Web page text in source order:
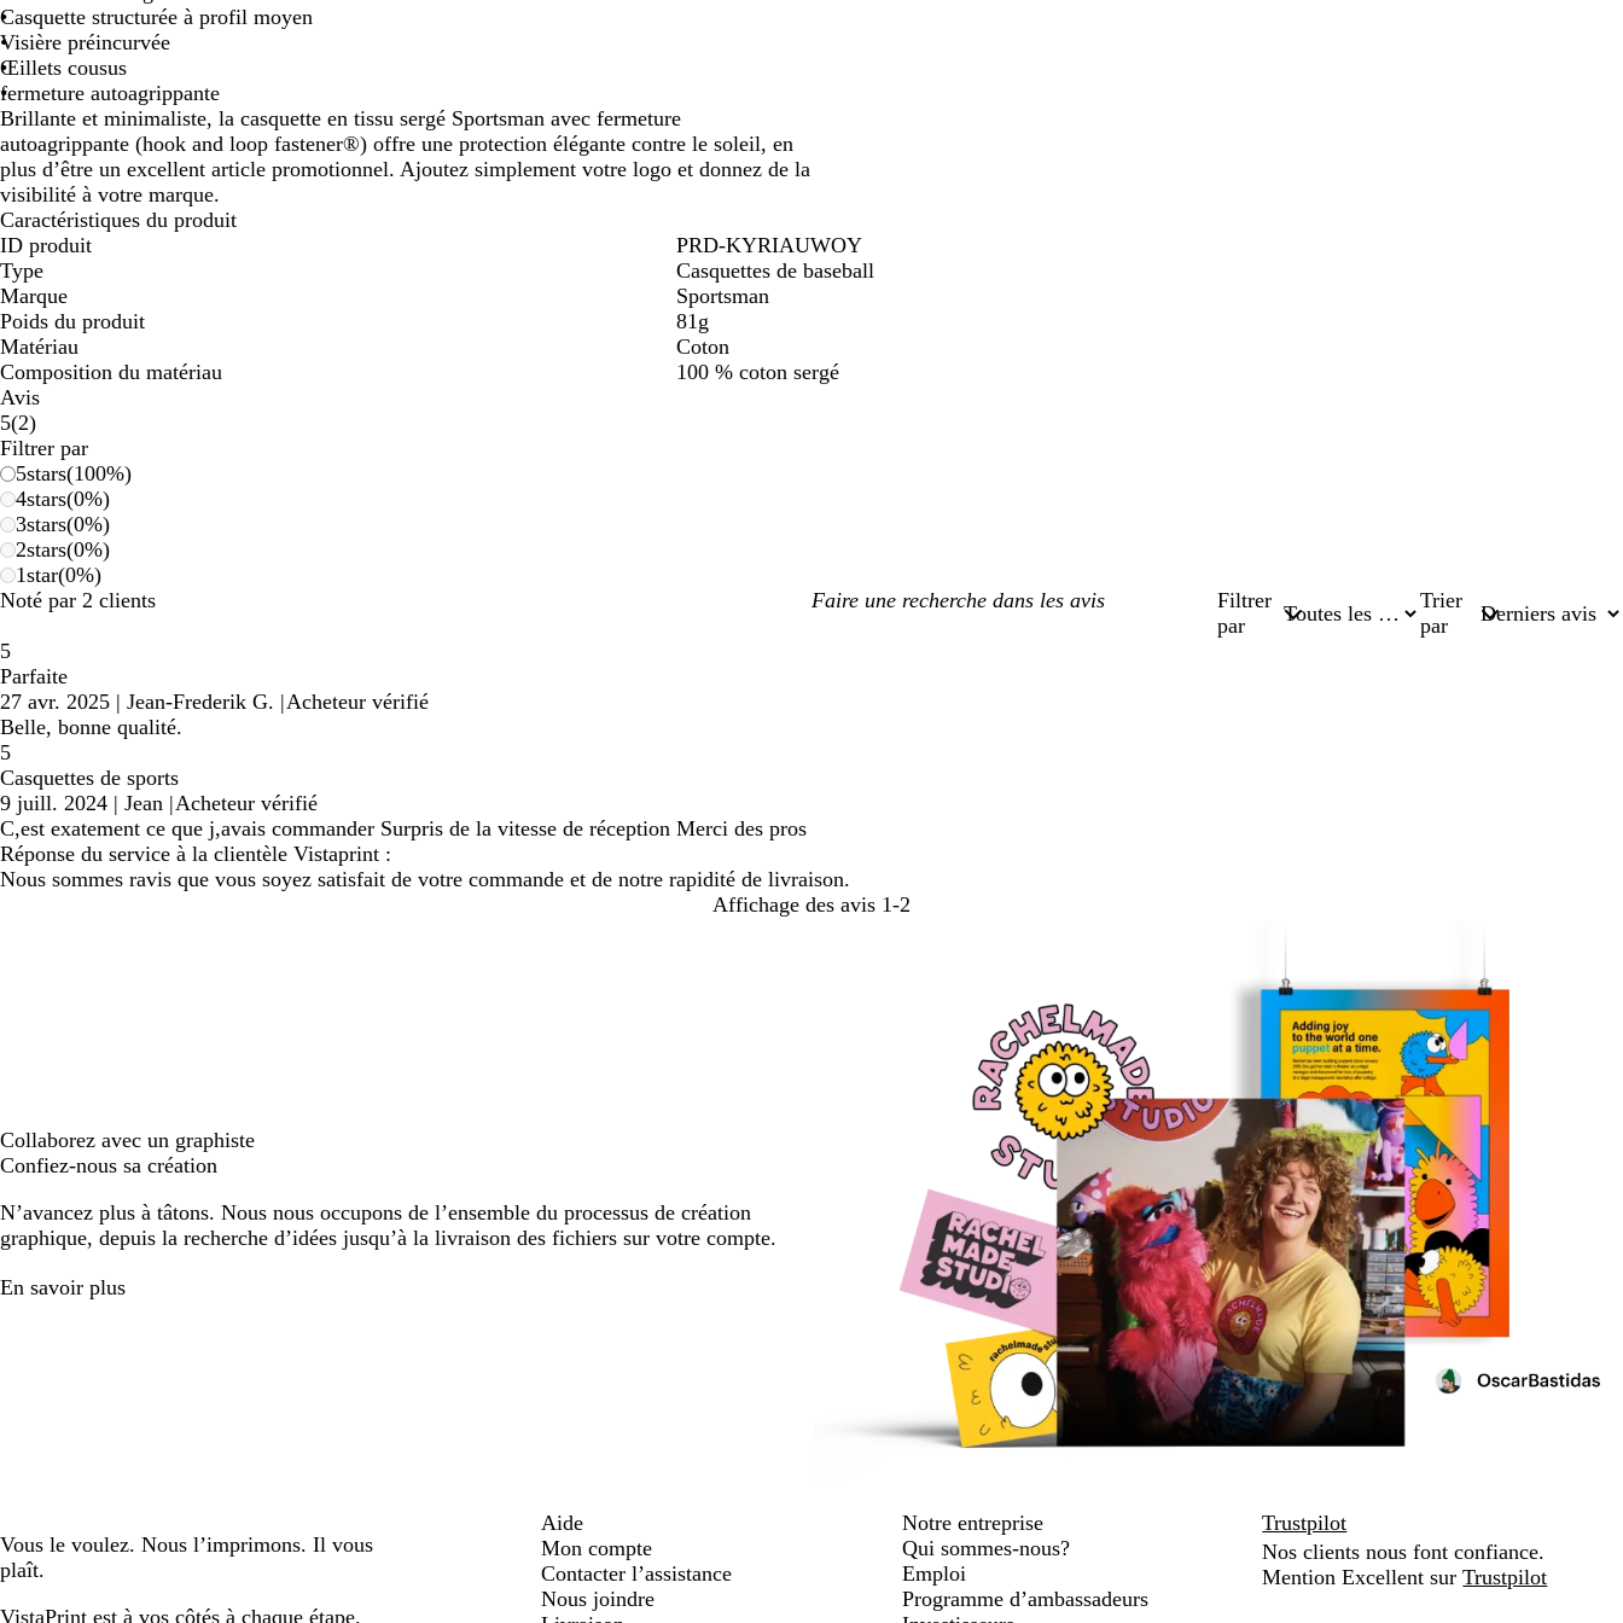
Casquette structurée à profil moyen
Visière préincurvée
Œillets cousus
fermeture autoagrippante
Brillante et minimaliste, la casquette en tissu sergé Sportsman avec fermeture
autoagrippante (hook and loop fastener®) offre une protection élégante contre le soleil, en
plus d’être un excellent article promotionnel. Ajoutez simplement votre logo et donnez de la
visibilité à votre marque.
Caractéristiques du produit
ID produit
PRD-KYRIAUWOY
Type
Casquettes de baseball
Marque
Sportsman
Poids du produit
81g
Matériau
Coton
Composition du matériau
100 % coton sergé
Avis
5(22
avis
)
Filtrer par
5stars(100%)
4stars(0%)
3stars(0%)
2stars(0%)
1star(0%)
Noté par 2 clients
Mes
Filtrer
par
Trier
par
5
Parfaite
27 avr. 2025 | Jean-Frederik G. |Acheteur vérifié
Belle, bonne qualité.
5
Casquettes de sports
9 juill. 2024 | Jean |Acheteur vérifié
C,est exatement ce que j,avais commander Surpris de la vitesse de réception Merci des pros
Réponse du service à la clientèle Vistaprint :
Nous sommes ravis que vous soyez satisfait de votre commande et de notre rapidité de livraison.
Affichage des avis 1-2
Collaborez avec un graphiste
Confiez-nous sa création
N’avancez plus à tâtons. Nous nous occupons de l’ensemble du processus de création
graphique, depuis la recherche d’idées jusqu’à la livraison des fichiers sur votre compte.
En savoir plus
Vous le voulez. Nous l’imprimons. Il vous
plaît.
VistaPrint est à vos côtés à chaque étape.
Aide
Mon compte
Contacter l’assistance
Nous joindre
Notre entreprise
Qui sommes-nous?
Emploi
Programme d’ambassadeurs
Trustpilot
Nos clients nous font confiance.
Mention Excellent surTrustpilot